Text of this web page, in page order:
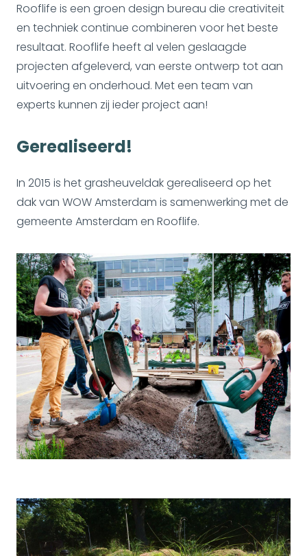
Rooflife is een groen design bureau die creativiteit
en techniek continue combineren voor het beste
resultaat. Rooflife heeft al velen geslaagde
projecten afgeleverd, van eerste ontwerp tot aan
uitvoering en onderhoud. Met een team van
experts kunnen zij ieder project aan!
Gerealiseerd!
In 2015 is het grasheuveldak gerealiseerd op het
dak van WOW Amsterdam is samenwerking met de
gemeente Amsterdam en Rooflife.